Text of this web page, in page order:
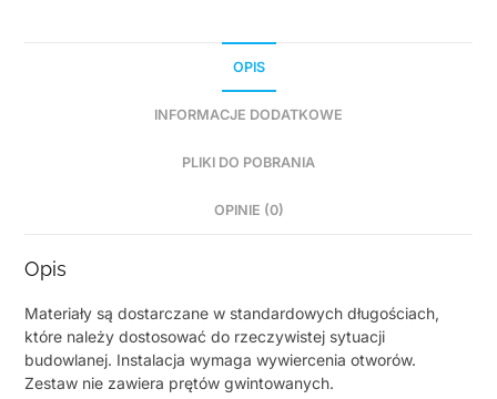
OPIS
INFORMACJE DODATKOWE
PLIKI DO POBRANIA
OPINIE (0)
Opis
Materiały są dostarczane w standardowych długościach,
które należy dostosować do rzeczywistej sytuacji
budowlanej. Instalacja wymaga wywiercenia otworów.
Zestaw nie zawiera prętów gwintowanych.